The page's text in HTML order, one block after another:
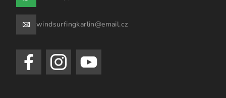
windsurfingkarlin@email.cz